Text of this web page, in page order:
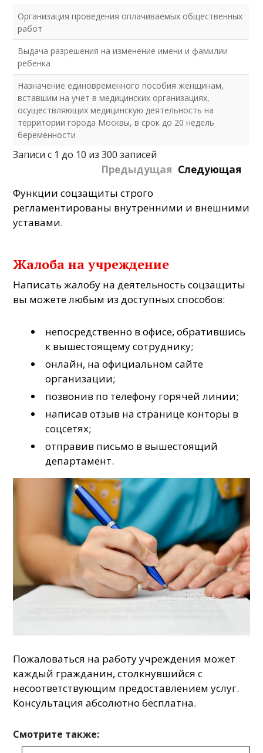
Организация проведения оплачиваемых общественных
работ
Выдача разрешения на изменение имени и фамилии
ребенка
Назначение единовременного пособия женщинам,
вставшим на учет в медицинских организациях,
осуществляющих медицинскую деятельность на
территории города Москвы, в срок до 20 недель
беременности
Записи с 1 до 10 из 300 записей
Предыдущая Следующая
Функции соцзащиты строго
регламентированы внутренними и внешними
уставами.
Жалоба на учреждение
Написать жалобу на деятельность соцзащиты
вы можете любым из доступных способов:
непосредственно в офисе, обратившись
к вышестоящему сотруднику;
онлайн, на официальном сайте
организации;
позвонив по телефону горячей линии;
написав отзыв на странице конторы в
соцсетях;
отправив письмо в вышестоящий
департамент.
Пожаловаться на работу учреждения может
каждый гражданин, столкнувшийся с
несоответствующим предоставлением услуг.
Консультация абсолютно бесплатна.
Смотрите также: